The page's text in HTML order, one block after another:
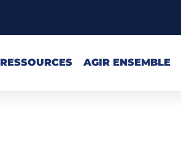
RESSOURCES AGIR ENSEMBLE